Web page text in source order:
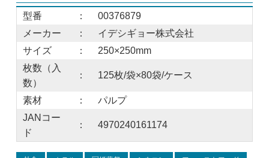
型番 ：
00376879
メーカー
：
イデシギョー株式会社
サイズ
：
250×250mm
枚数（入
数）
： 125枚/袋×80袋/ケース
素材 ：
パルプ
JANコー
ド
： 4970240161174